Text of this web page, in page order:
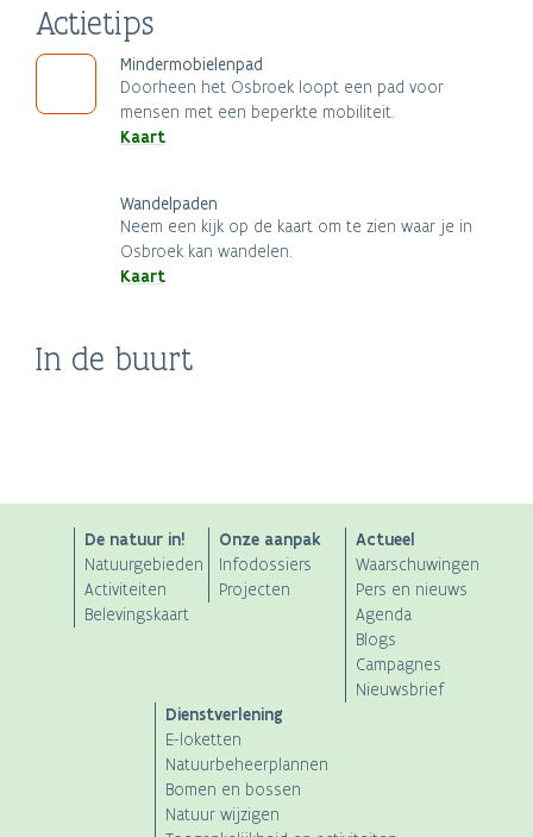
Actietips
Mindermobielenpad
Doorheen het Osbroek loopt een pad voor
mensen met een beperkte mobiliteit.
Kaart
Wandelpaden
Neem een kijk op de kaart om te zien waar je in
Osbroek kan wandelen.
Kaart
In de buurt
Gerstjens
't Gasthuys - Stedelijk
ANB
Main
navigation
De natuur in!
Natuurgebieden
Activiteiten
Belevingskaart
Onze aanpak
Infodossiers
Projecten
Actueel
Waarschuwingen
Pers en nieuws
Agenda
Blogs
Campagnes
Nieuwsbrief
Dienstverlening
E-loketten
Natuurbeheerplannen
Bomen en bossen
Natuur wijzigen